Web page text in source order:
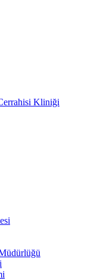
Kliniği